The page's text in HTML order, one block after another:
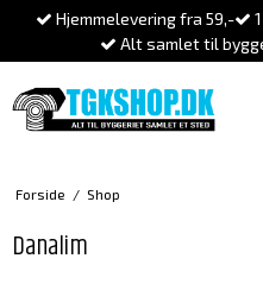
Hjemmelevering fra 59,-
Alt samlet til
Forside / Shop
Danalim